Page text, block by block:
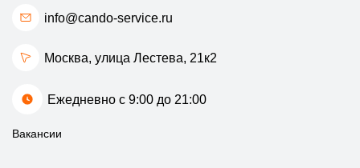
info@cando-service.ru
Москва, улица Лестева, 21к2
Ежедневно с 9:00 до 21:00
Вакансии